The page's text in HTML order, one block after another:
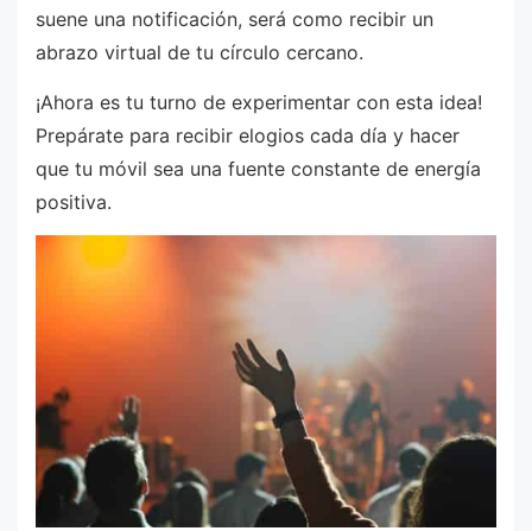
suene una notificación, será como recibir un
abrazo virtual de tu círculo cercano.
¡Ahora es tu turno de experimentar con esta idea!
Prepárate para recibir elogios cada día y hacer
que tu móvil sea una fuente constante de energía
positiva.